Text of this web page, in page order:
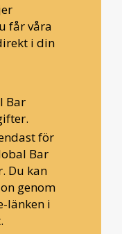
får våra
i din
Bar
för
Bar
Du kan
genom
länken i